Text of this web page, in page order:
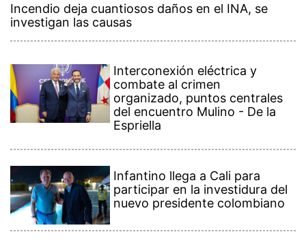
Incendio deja cuantiosos daños en el INA, se
investigan las causas
Interconexión eléctrica y
combate al crimen
organizado, puntos centrales
del encuentro Mulino - De la
Espriella
Infantino llega a Cali para
participar en la investidura del
nuevo presidente colombiano